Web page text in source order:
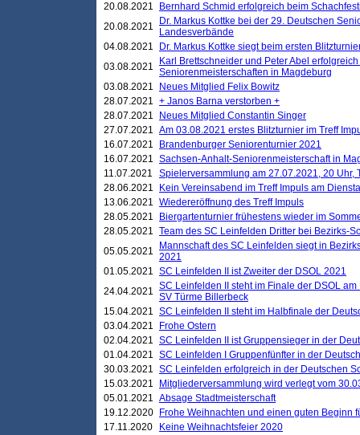
20.08.2021
Bernhard Schmid erfolgreich beim
20.08.2021
Dr. Markus Kottke bei der 29. Deutschen
Landesverbände
04.08.2021
Dr. Markus Kottke siegt beim ersten
03.08.2021
Karl Brettschneider und Peter Abel
Seniorenmeisterschaften in Magdeburg
03.08.2021
Neues Mitglied Felix Bowitz
28.07.2021 + Janos Barna verstorben +
28.07.2021
Neues Mitglied Constantin Singer
27.07.2021 Am 03.08.2021 erstes Blitzturnier im Treff
16.07.2021
Brandenburger Seniorenturnier 2021
16.07.2021 Sachsen-Anhalt-Seniorenmeisterschaft in
11.07.2021
Spielerversammlung am 27.07.2021, 20 Uhr,
28.06.2021
Kein Vereinsabend im Treff Impuls am
13.06.2021 Wiedereröffnung des Treff Impuls
28.05.2021
Biergartenturnier frühestens wieder im
28.05.2021 Team des SC Leinfelden Dritter bei Bezirks-
05.05.2021
Mannschaft des SC Leinfelden siegt in
2021
01.05.2021 SC Leinfelden II ist Zweiter der DSOL 2021
24.04.2021 SC Leinfelden II steht im Finale der DSOL
SV Türme Billerbeck
15.04.2021 SC Leinfelden II steht im Halbfinale der
03.04.2021
Frohe Ostern
02.04.2021 SC Leinfelden II ist Gruppensieger in der
01.04.2021 SC Leinfelden I Gruppenfünfter in der
30.03.2021 SC Leinfelden erfolgreich in der Deutschen
15.03.2021
Mitgliederversammlung wird verlegt vom
05.01.2021 Absage Stadtmeisterschaft
19.12.2020
Frohe Weihnachten und einen guten Beginn
17.11.2020
Keine Weihnachtsfeier 2020